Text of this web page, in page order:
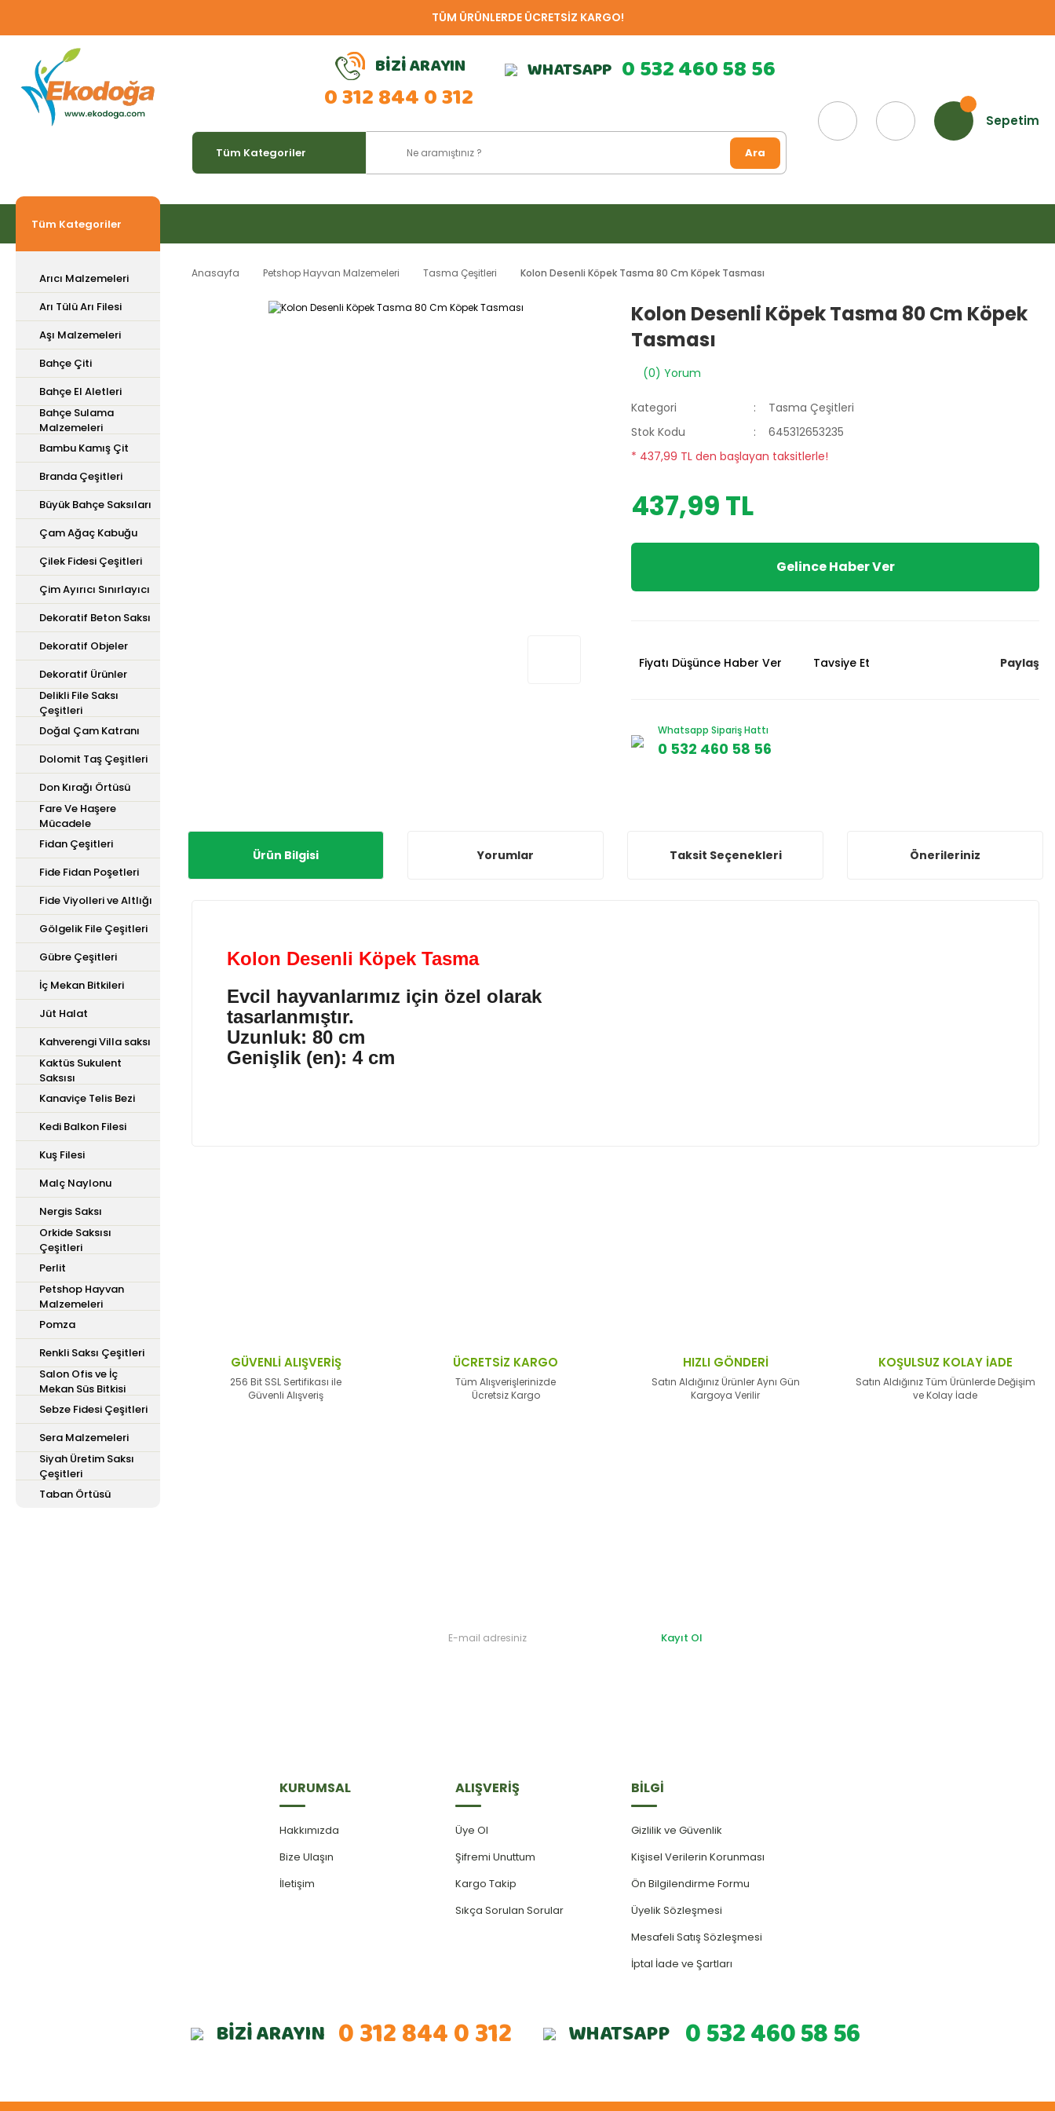
TÜM ÜRÜNLERDE ÜCRETSİZ KARGO!
BİZİ ARAYIN
0 312 844 0 312
WHATSAPP 0 532 460 58 56
Ara
Sepetim
Tüm Kategoriler
Arıcı Malzemeleri
Arı Tülü Arı Filesi
Aşı Malzemeleri
Bahçe Çiti
Bahçe El Aletleri
Bahçe Sulama
Malzemeleri
Bambu Kamış Çit
Branda Çeşitleri
Büyük Bahçe Saksıları
Çam Ağaç Kabuğu
Çilek Fidesi Çeşitleri
Çim Ayırıcı Sınırlayıcı
Dekoratif Beton Saksı
Dekoratif Objeler
Dekoratif Ürünler
Delikli File Saksı
Çeşitleri
Doğal Çam Katranı
Dolomit Taş Çeşitleri
Don Kırağı Örtüsü
Fare Ve Haşere
Mücadele
Fidan Çeşitleri
Fide Fidan Poşetleri
Fide Viyolleri ve Altlığı
Gölgelik File Çeşitleri
Gübre Çeşitleri
İç Mekan Bitkileri
Jüt Halat
Kahverengi Villa saksı
Kaktüs Sukulent
Saksısı
Kanaviçe Telis Bezi
Kedi Balkon Filesi
Kuş Filesi
Malç Naylonu
Nergis Saksı
Orkide Saksısı
Çeşitleri
Perlit
Petshop Hayvan
Malzemeleri
Pomza
Renkli Saksı Çeşitleri
Salon Ofis ve İç
Mekan Süs Bitkisi
Sebze Fidesi Çeşitleri
Sera Malzemeleri
Siyah Üretim Saksı
Çeşitleri
Taban Örtüsü
Anasayfa Petshop Hayvan Malzemeleri Tasma Çeşitleri Kolon Desenli Köpek Tasma 80 Cm Köpek Tasması
Kolon Desenli Köpek Tasma 80 Cm Köpek
Tasması
(0) Yorum
Kategori
Tasma Çeşitleri
Stok Kodu
645312653235
* 437,99 TL den başlayan taksitlerle!
437,99 TL
Gelince Haber Ver
Fiyatı Düşünce Haber Ver Tavsiye Et Paylaş
Whatsapp Sipariş Hattı
0 532 460 58 56
Ürün Bilgisi Yorumlar Taksit Seçenekleri Önerileriniz
Kolon Desenli Köpek Tasma
Evcil hayvanlarımız için özel olarak
tasarlanmıştır.
Uzunluk: 80 cm
Genişlik (en): 4 cm
Ürün fiyatı diğer sitelerden daha pahalı.
Bu ürüne benzer farklı alternatifler olmalı.
GÜVENLİ ALIŞVERİŞ
256 Bit SSL Sertifikası ile
Güvenli Alışveriş
ÜCRETSİZ KARGO
Tüm Alışverişlerinizde
Ücretsiz Kargo
HIZLI GÖNDERİ
Satın Aldığınız Ürünler Aynı Gün
Kargoya Verilir
KOŞULSUZ KOLAY İADE
Satın Aldığınız Tüm Ürünlerde Değişim
ve Kolay İade
Kayıt Ol
KURUMSAL
Hakkımızda
Bize Ulaşın
İletişim
ALIŞVERİŞ
Üye Ol
Şifremi Unuttum
Kargo Takip
Sıkça Sorulan Sorular
BİLGİ
Gizlilik ve Güvenlik
Kişisel Verilerin Korunması
Ön Bilgilendirme Formu
Üyelik Sözleşmesi
Mesafeli Satış Sözleşmesi
İptal İade ve Şartları
BİZİ ARAYIN 0 312 844 0 312 WHATSAPP 0 532 460 58 56